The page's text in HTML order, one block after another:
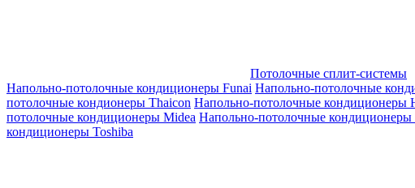
Потолочные сплит-системы
Напольно-потолочные кондиционеры Funai Напольно-потолочные
потолочные кондионеры Thaicon Напольно-потолочные кондиционеры
потолочные кондиционеры Midea Напольно-потолочные кондиционеры
кондиционеры Toshiba